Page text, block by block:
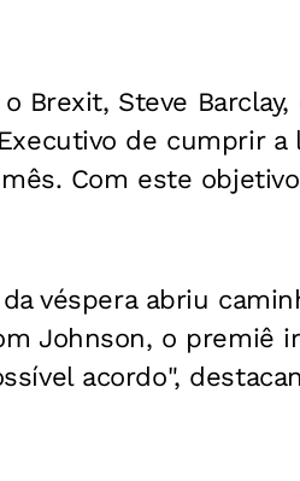
Brexit, Steve
de cumprir
Com este
véspera abriu
Johnson, o premiê
acordo",